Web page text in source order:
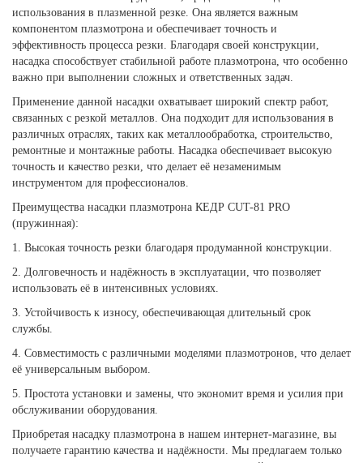
использования в плазменной резке. Она является важным
компонентом плазмотрона и обеспечивает точность и
эффективность процесса резки. Благодаря своей конструкции,
насадка способствует стабильной работе плазмотрона, что особенно
важно при выполнении сложных и ответственных задач.
Применение данной насадки охватывает широкий спектр работ,
связанных с резкой металлов. Она подходит для использования в
различных отраслях, таких как металлообработка, строительство,
ремонтные и монтажные работы. Насадка обеспечивает высокую
точность и качество резки, что делает её незаменимым
инструментом для профессионалов.
Преимущества насадки плазмотрона КЕДР CUT-81 PRO
(пружинная):
1. Высокая точность резки благодаря продуманной конструкции.
2. Долговечность и надёжность в эксплуатации, что позволяет
использовать её в интенсивных условиях.
3. Устойчивость к износу, обеспечивающая длительный срок
службы.
4. Совместимость с различными моделями плазмотронов, что делает
её универсальным выбором.
5. Простота установки и замены, что экономит время и усилия при
обслуживании оборудования.
Приобретая насадку плазмотрона в нашем интернет-магазине, вы
получаете гарантию качества и надёжности. Мы предлагаем только